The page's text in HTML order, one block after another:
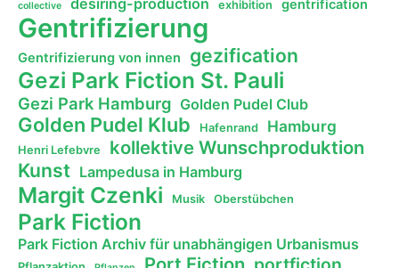
collective desiring-production exhibition gentrification
Gentrifizierung
Gentrifizierung von innen gezification
Gezi Park Fiction St. Pauli
Gezi Park Hamburg Golden Pudel Club
Golden Pudel Klub Hafenrand Hamburg
Henri Lefebvre kollektive Wunschproduktion
Kunst Lampedusa in Hamburg
Margit Czenki Musik Oberstübchen
Park Fiction
Park Fiction Archiv für unabhängigen Urbanismus